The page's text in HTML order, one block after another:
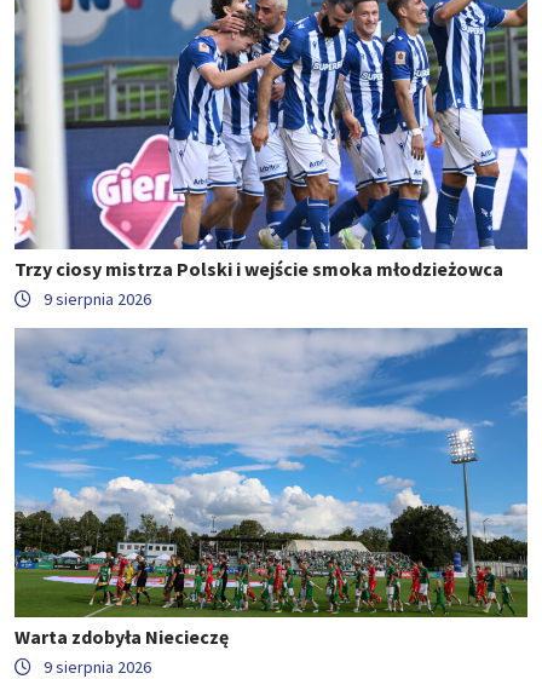
Trzy ciosy mistrza Polski i wejście smoka młodzieżowca
9 sierpnia 2026
Warta zdobyła Niecieczę
9 sierpnia 2026